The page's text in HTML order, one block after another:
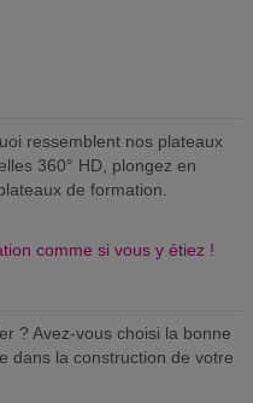
ressemblent nos plateaux
360° HD, plongez en
de formation.
comme si vous y étiez !
? Avez-vous choisi la bonne
dans la construction de votre